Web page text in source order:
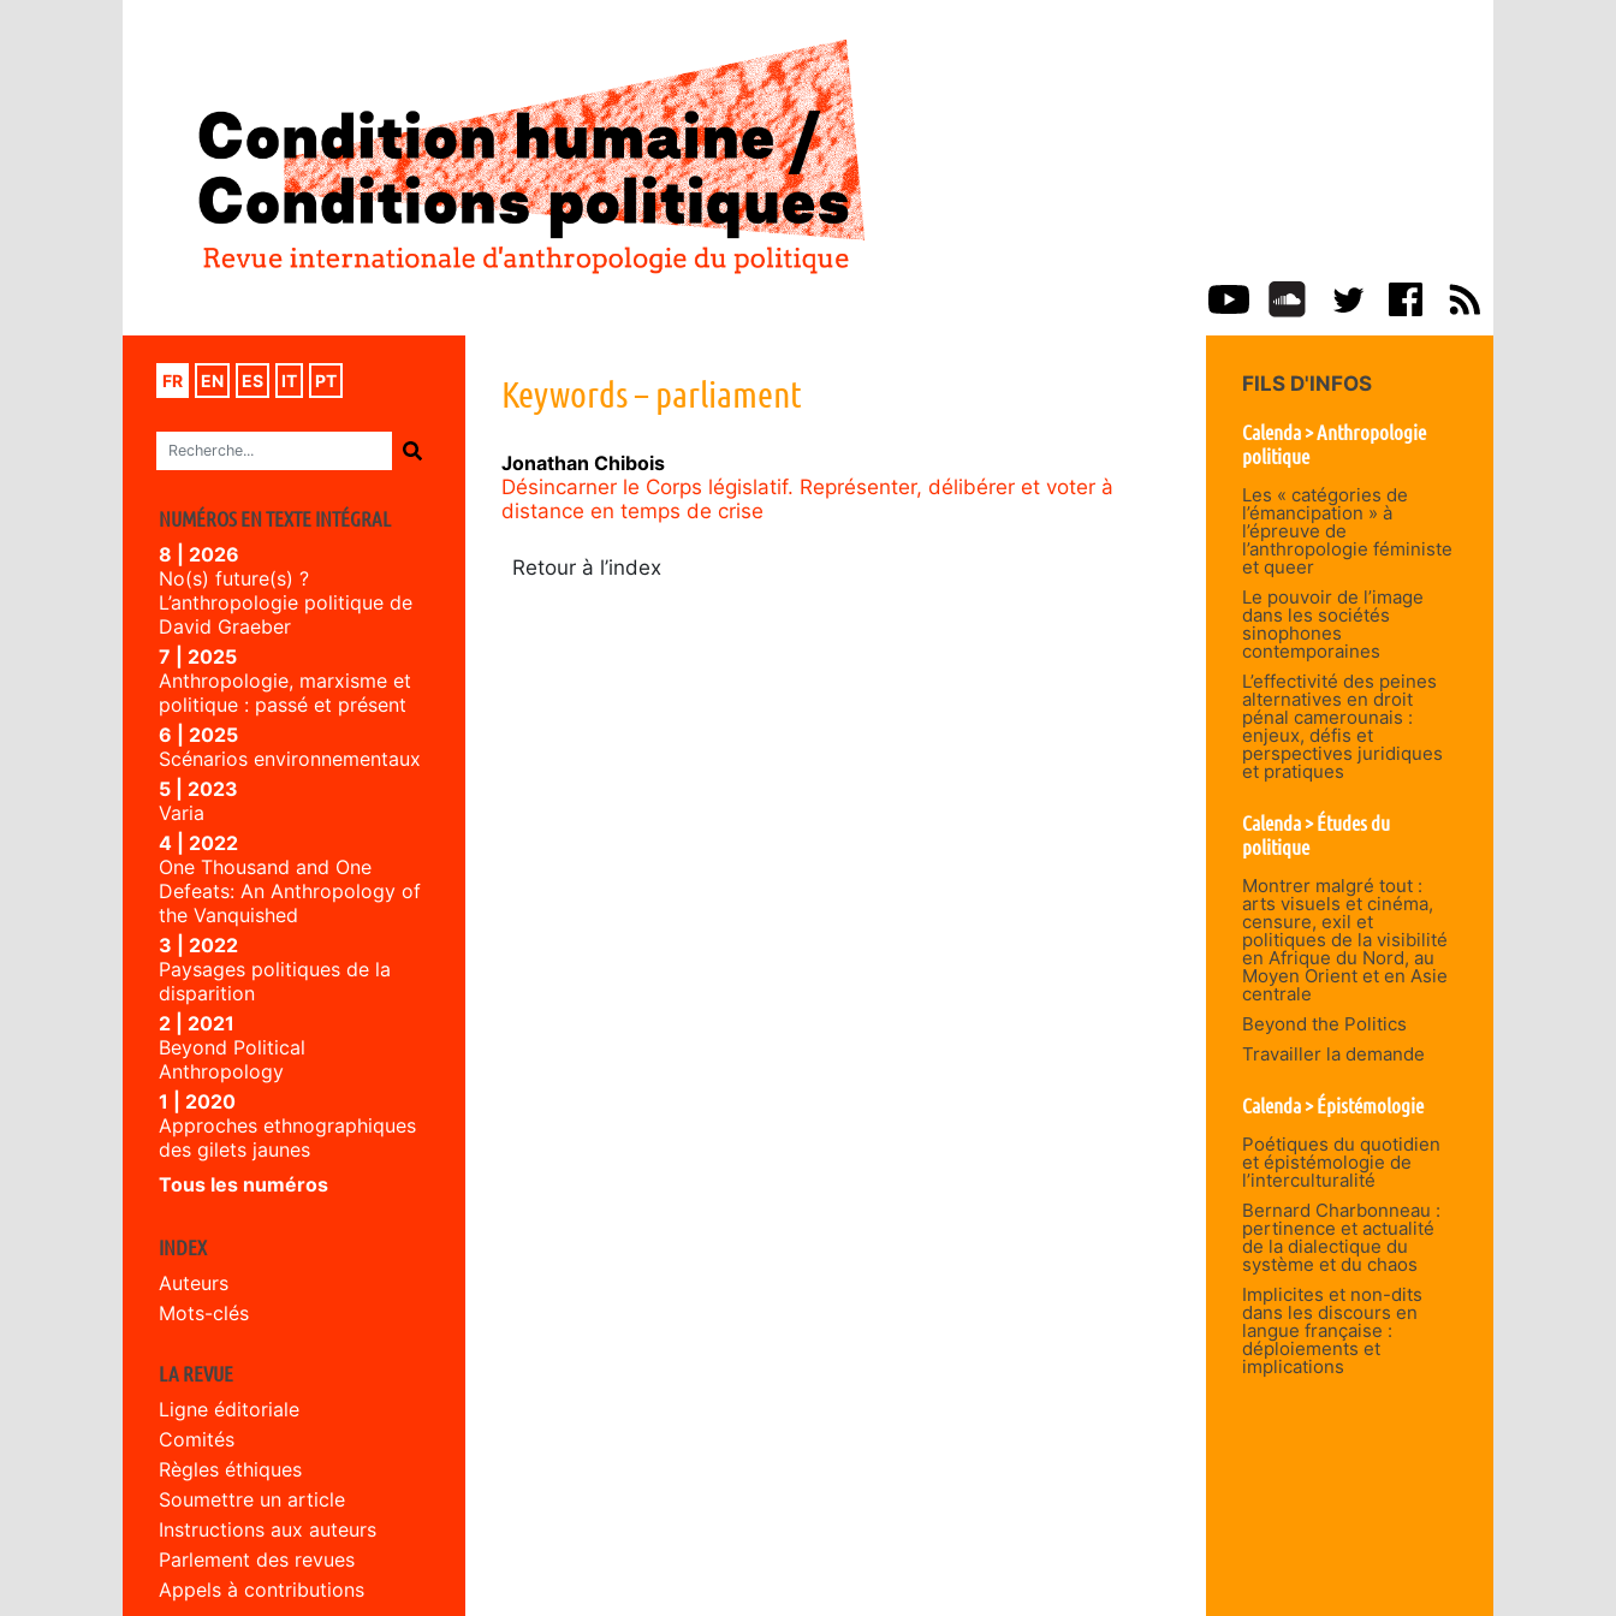
FR EN ES IT PT
NUMÉROS EN TEXTE INTÉGRAL
8 | 2026
No(s) future(s) ?
L’anthropologie politique de
David Graeber
7 | 2025
Anthropologie, marxisme et
politique : passé et présent
6 | 2025
Scénarios environnementaux
5 | 2023
Varia
4 | 2022
One Thousand and One
Defeats: An Anthropology of
the Vanquished
3 | 2022
Paysages politiques de la
disparition
2 | 2021
Beyond Political
Anthropology
1 | 2020
Approches ethnographiques
des gilets jaunes
Tous les numéros
INDEX
Auteurs
Mots-clés
LA REVUE
Ligne éditoriale
Comités
Règles éthiques
Soumettre un article
Instructions aux auteurs
Parlement des revues
Appels à contributions
Keywords – parliament
Jonathan Chibois
Désincarner le Corps législatif. Représenter, délibérer et voter à
distance en temps de crise
Retour à l’index
FILS D'INFOS
Calenda > Anthropologie
politique
Les « catégories de
l’émancipation » à
l’épreuve de
l’anthropologie féministe
et queer
Le pouvoir de l’image
dans les sociétés
sinophones
contemporaines
L’effectivité des peines
alternatives en droit
pénal camerounais :
enjeux, défis et
perspectives juridiques
et pratiques
Calenda > Études du
politique
Montrer malgré tout :
arts visuels et cinéma,
censure, exil et
politiques de la visibilité
en Afrique du Nord, au
Moyen Orient et en Asie
centrale
Beyond the Politics
Travailler la demande
Calenda > Épistémologie
Poétiques du quotidien
et épistémologie de
l’interculturalité
Bernard Charbonneau :
pertinence et actualité
de la dialectique du
système et du chaos
Implicites et non-dits
dans les discours en
langue française :
déploiements et
implications